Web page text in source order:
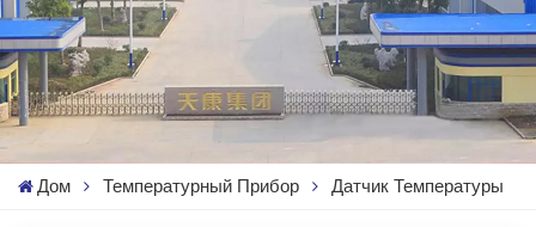
Дом Температурный Прибор Датчик Температуры